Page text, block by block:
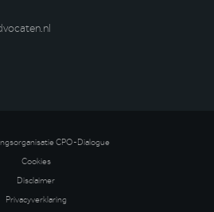
CPO-Dialogue
Cookies
Disclaimer
Privacyverklaring